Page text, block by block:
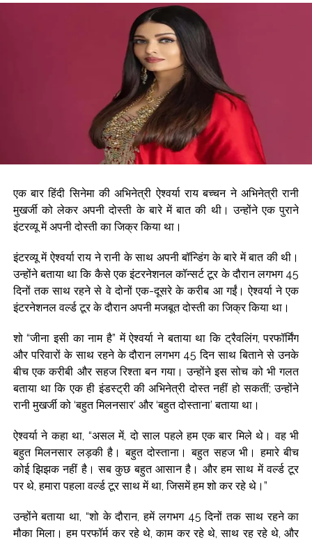
केजरीवाल के कार्यकाल में सरकार को भारी जीएसटी नुकसान, रिश्वत-वसूली के
लिए नहीं की गई कार्रवाई: प्रवेश वर्मा ...
आदित्य बिड़ला फैशन एंड रिटेल का पहली तिमाही में घाटा बढ़ा, 249 करोड़ रुपए
का हुआ नुकसान ...
कच्चे तेल की कीमतों में गिरावट और बेहतर तिमाही नतीजों से घरेलू बाजार ने दर्ज
की लगातार दूसरी हफ्ते बढ़त, निवेशकों � ...
सोना इस हफ्ते 6 हजार रुपए से अधिक महंगा हुआ, चांदी 2.3 लाख के पार ...
एक बार हिंदी सिनेमा की अभिनेत्री ऐश्वर्या राय बच्चन ने अभिनेत्री रानी
मुखर्जी को लेकर अपनी दोस्ती के बारे में बात की थी। उन्होंने एक पुराने
इंटरव्यू में अपनी दोस्ती का जिक्र किया था।
इंटरव्यू में ऐश्वर्या राय ने रानी के साथ अपनी बॉन्डिंग के बारे में बात की थी।
उन्होंने बताया था कि कैसे एक इंटरनेशनल कॉन्सर्ट टूर के दौरान लगभग 45
दिनों तक साथ रहने से वे दोनों एक-दूसरे के करीब आ गईं। ऐश्वर्या ने एक
इंटरनेशनल वर्ल्ड टूर के दौरान अपनी मजबूत दोस्ती का जिक्र किया था।
शो “जीना इसी का नाम है” में ऐश्वर्या ने बताया था कि ट्रैवलिंग, परफॉर्मिंग
और परिवारों के साथ रहने के दौरान लगभग 45 दिन साथ बिताने से उनके
बीच एक करीबी और सहज रिश्ता बन गया। उन्होंने इस सोच को भी गलत
बताया था कि एक ही इंडस्ट्री की अभिनेत्री दोस्त नहीं हो सकतीं; उन्होंने
रानी मुखर्जी को ‘बहुत मिलनसार’ और ‘बहुत दोस्ताना’ बताया था।
ऐश्वर्या ने कहा था, “असल में, दो साल पहले हम एक बार मिले थे। वह भी
बहुत मिलनसार लड़की है। बहुत दोस्ताना। बहुत सहज भी। हमारे बीच
कोई झिझक नहीं है। सब कुछ बहुत आसान है। और हम साथ में वर्ल्ड टूर
पर थे, हमारा पहला वर्ल्ड टूर साथ में था, जिसमें हम शो कर रहे थे।”
उन्होंने बताया था, “शो के दौरान, हमें लगभग 45 दिनों तक साथ रहने का
मौका मिला। हम परफॉर्म कर रहे थे, काम कर रहे थे, साथ रह रहे थे, और